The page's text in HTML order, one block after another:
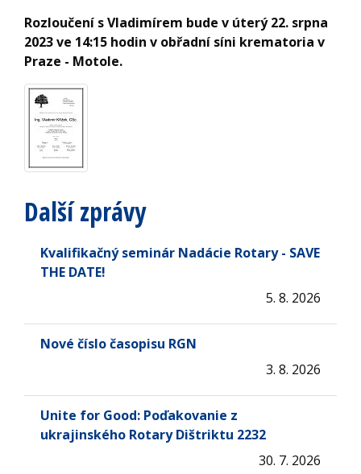
Rozloučení s Vladimírem bude v úterý 22. srpna
2023 ve 14:15 hodin v obřadní síni krematoria v
Praze - Motole.
Další zprávy
Kvalifikačný seminár Nadácie Rotary - SAVE
THE DATE!
5. 8. 2026
Nové číslo časopisu RGN
3. 8. 2026
Unite for Good: Poďakovanie z
ukrajinského Rotary Dištriktu 2232
30. 7. 2026